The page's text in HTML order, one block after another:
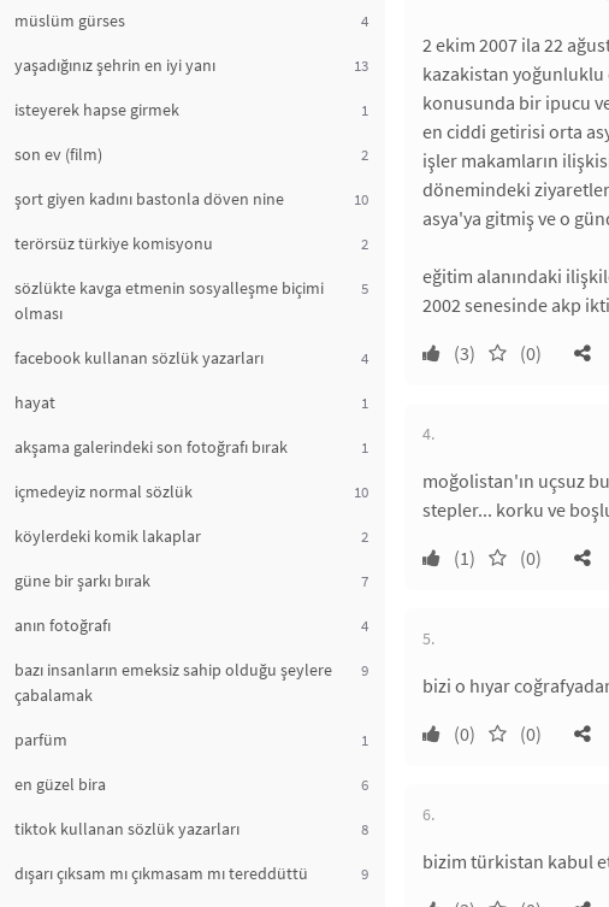
müslüm gürses 4
yaşadığınız şehrin en iyi yanı 13
isteyerek hapse girmek 1
son ev (film) 2
şort giyen kadını bastonla döven nine 10
terörsüz türkiye komisyonu 2
sözlükte kavga etmenin sosyalleşme biçimi
olması
5
facebook kullanan sözlük yazarları 4
hayat 1
akşama galerindeki son fotoğrafı bırak 1
içmedeyiz normal sözlük 10
köylerdeki komik lakaplar 2
güne bir şarkı bırak 7
anın fotoğrafı 4
bazı insanların emeksiz sahip olduğu şeylere
çabalamak
9
parfüm 1
en güzel bira 6
tiktok kullanan sözlük yazarları 8
dışarı çıksam mı çıkmasam mı tereddüttü 9
2 ekim 2007 ila 22
kazakistan yoğunluklu
konusunda bir ipucu
en ciddi getirisi orta
işler makamların
dönemindeki
asya'ya gitmiş ve o
eğitim alanındaki
2002 senesinde akp
(3)
(0)
4.
moğolistan'ın uçsuz
stepler... korku ve
(1)
(0)
5.
bizi o hıyar
(0)
(0)
6.
bizim türkistan kabul